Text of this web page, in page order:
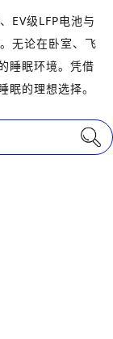
EV级LFP电池与
无论在卧室、飞
睡眠环境。凭借
眠的理想选择。